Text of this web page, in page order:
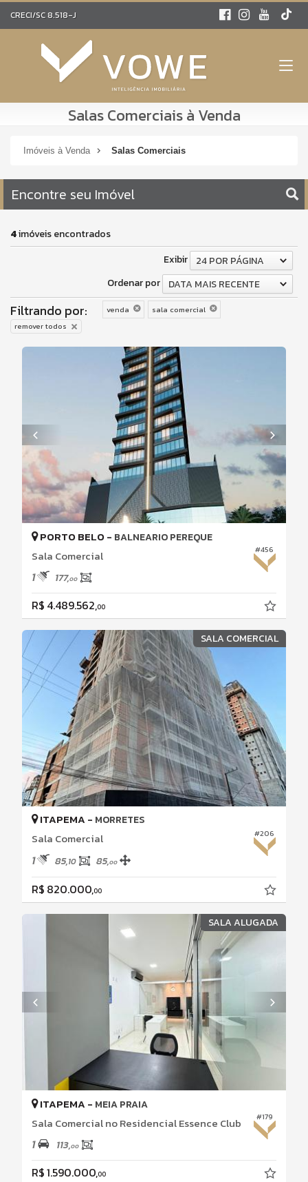
CRECI/SC 8.518-J
Salas Comerciais à Venda
Imóveis à Venda Salas Comerciais
Encontre seu Imóvel
4imóveis encontrados
Exibir
24 POR PÁGINA
Ordenar por
DATA MAIS RECENTE
Filtrando por: venda
sala comercial
remover todos
#456
PORTO BELO - BALNEARIO PEREQUE
Sala Comercial
1 177,00
R$ 4.489.562,00
SALA COMERCIAL
#206
ITAPEMA - MORRETES
Sala Comercial
1 85,10 85,00
R$ 820.000,00
SALA ALUGADA
#179
ITAPEMA - MEIA PRAIA
Sala Comercial no Residencial Essence Club
1 113,00
R$ 1.590.000,00